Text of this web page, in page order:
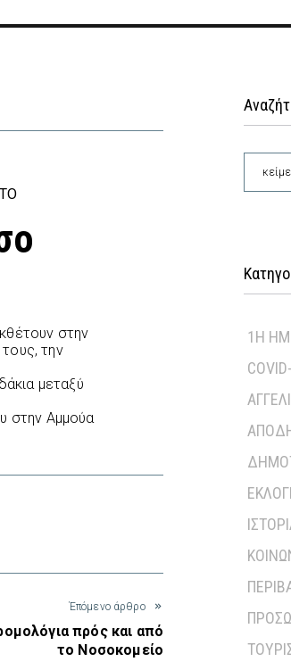
στην
την
μεταξύ
στην Αμμούα
Έπόμενο άρθρο
πρός και από
το Νοσοκομείο
1Η